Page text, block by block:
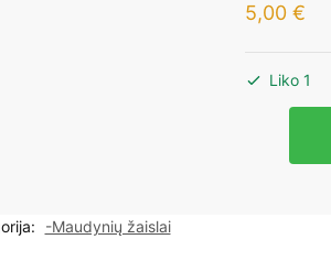
5,00 €
Liko 1
-Maudynių žaislai